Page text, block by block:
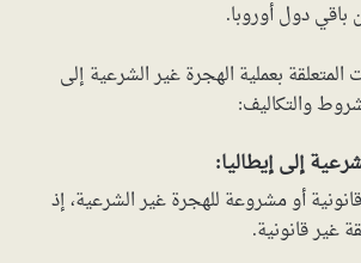
باقي دول أوروبا.
المتعلقة بعملية الهجرة غير الشرعية إلى
والتكاليف:
إلى إيطاليا:
أو مشروعة للهجرة غير الشرعية، إذ
غير قانونية.